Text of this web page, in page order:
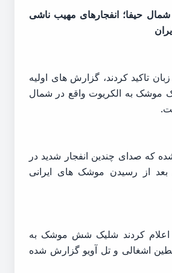
حیفا؛ انفجارهای مهیب ناشی
تاکید کردند، گزارش های اولیه
موشک به الکریوت واقع در شمال
که صدای چندین انفجار شدید در
از رسیدن موشک های ایرانی
اعلام کردند شلیک شش موشک به
اشغالی و تل آویو گزارش شده